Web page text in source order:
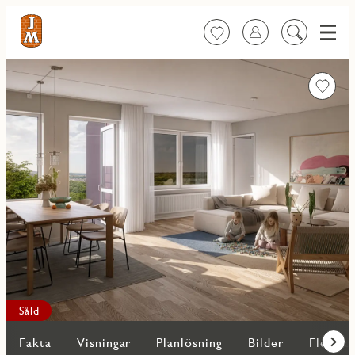
FavoriterLogga in
Sök
Meny
Såld
Fakta Visningar Planlösning Bilder Fler